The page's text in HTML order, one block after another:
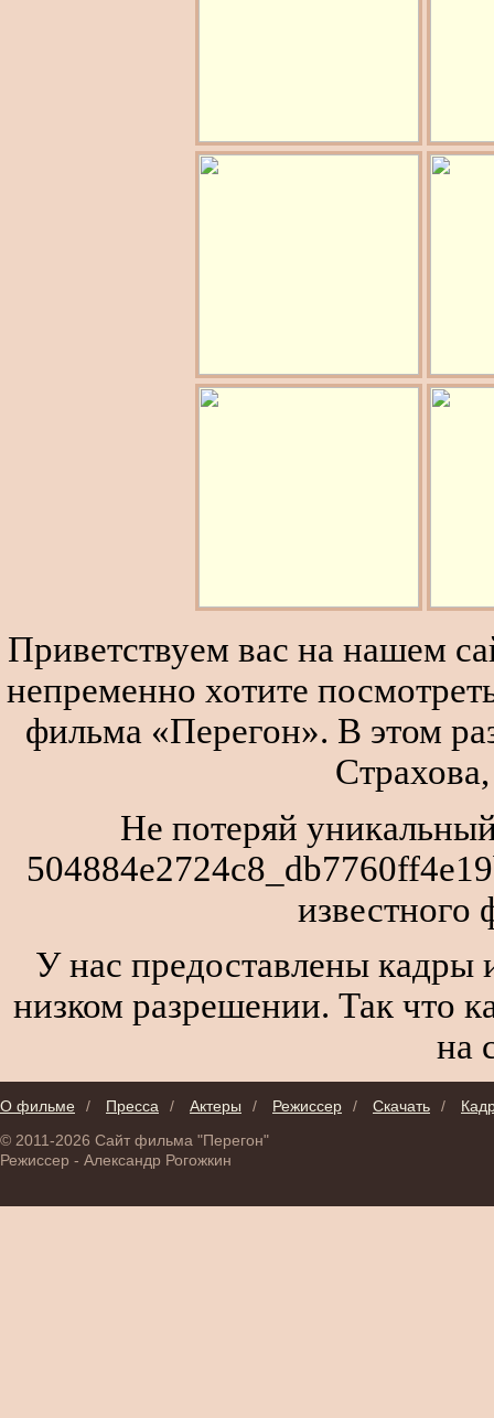
Приветствуем вас на нашем
непременно хотите
фильма «Перегон». В этом
Не потеряй
известного
У нас предоставлены кадры
низком разрешении. Так что
на
О фильме / Пресса / Актеры / Режиссер / Скачать /
© 2011-2026 Сайт фильма "Перегон"
Режиссер - Александр Рогожкин